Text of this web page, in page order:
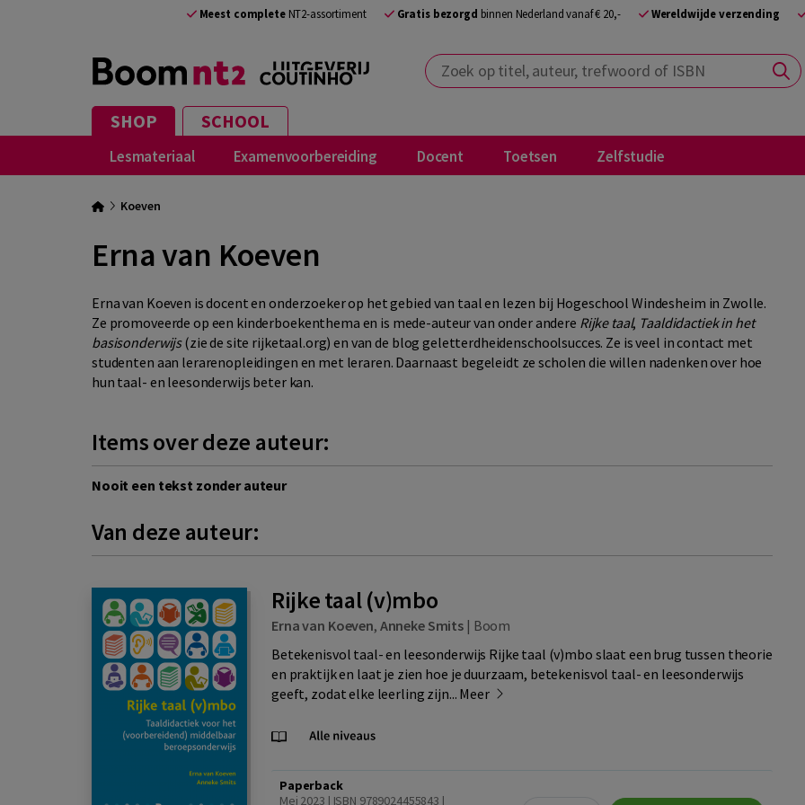
Meest completeNT2-assortiment Gratis bezorgd binnen Nederland vanaf € 20,- Wereldwijde verzending
Zoek op titel, auteur, trefwoord of ISBN
SHOP SCHOOL
Lesmateriaal Examenvoorbereiding Docent Toetsen Zelfstudie
Koeven
Erna van Koeven
Erna van Koeven is docent en onderzoeker op het gebied van taal en lezen bij Hogeschool Windesheim in Zwolle.
Ze promoveerde op een kinderboekenthema en is mede-auteur van onder andere Rijke taal, Taaldidactiek in het
basisonderwijs(zie de site rijketaal.org) en van de blog geletterdheidenschoolsucces. Ze is veel in contact met
studenten aan lerarenopleidingen en met leraren. Daarnaast begeleidt ze scholen die willen nadenken over hoe
hun taal- en leesonderwijs beter kan.
Items over deze auteur:
Nooit een tekst zonder auteur
Van deze auteur:
Rijke taal (v)mbo
Erna van Koeven, Anneke Smits | Boom
Betekenisvol taal- en leesonderwijs Rijke taal (v)mbo slaat een brug tussen theorie
en praktijk en laat je zien hoe je duurzaam, betekenisvol taal- en leesonderwijs
geeft, zodat elke leerling zijn... Meer
Paperback
Mei 2023 | ISBN 9789024455843 |